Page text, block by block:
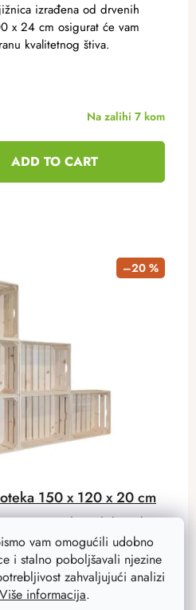
vam omogućili udobno
i stalno poboljšavali njezine
zahvaljujući analizi
Više informacija.
Na zalihi 7 kom
ADD TO CART
izrađena od drvenih
x 24 cm osigurat će vam
kvalitetnog štiva.
–20 %
150 x 120 x 20 cm
izrađen od drvenih
sanduka ima ukupne